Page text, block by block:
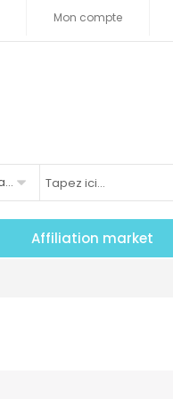
Mon compte
Toutes les catégories
Affiliation market